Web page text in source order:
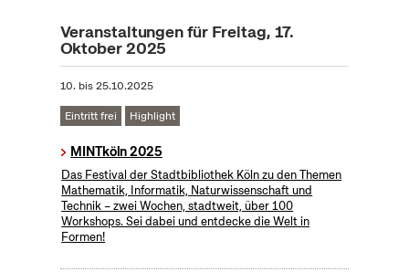
Veranstaltungen für Freitag, 17.
Oktober 2025
10. bis25.10.2025
Eintritt frei Highlight
MINTköln 2025
Das Festival der Stadtbibliothek Köln zu den Themen
Mathematik, Informatik, Naturwissenschaft und
Technik – zwei Wochen, stadtweit, über 100
Workshops. Sei dabei und entdecke die Welt in
Formen!